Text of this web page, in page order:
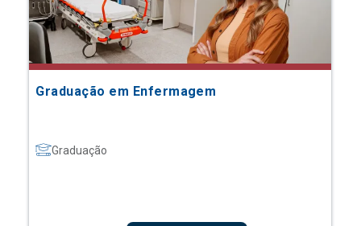
Graduação em Enfermagem
Graduação